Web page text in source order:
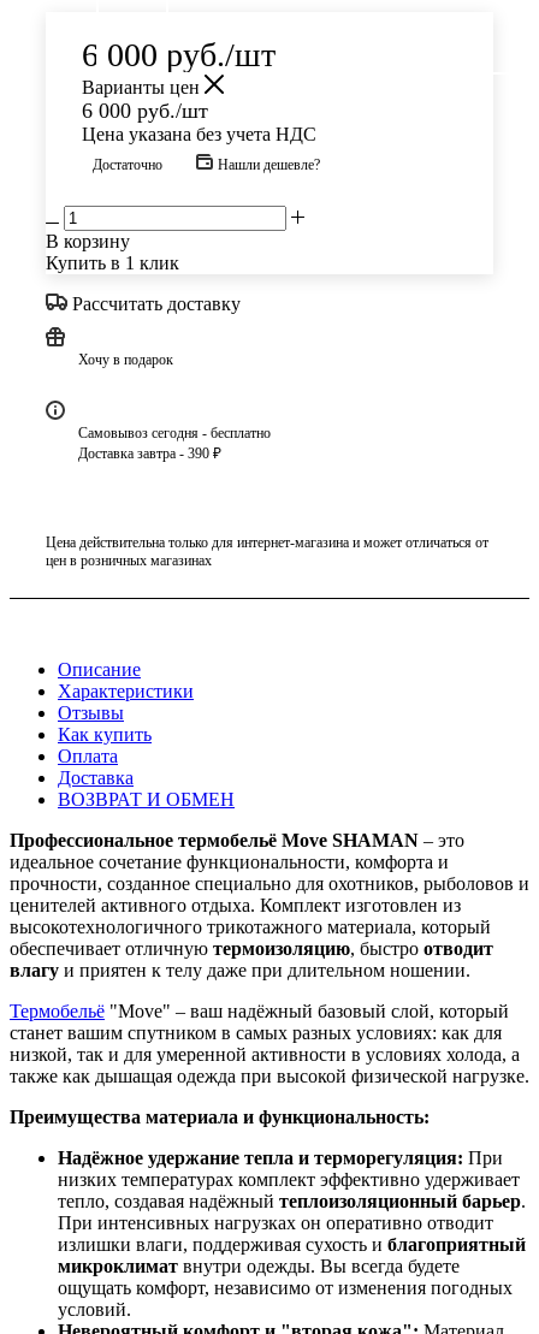
6 000 руб./шт
Варианты цен
6 000 руб./шт
Цена указана без учета НДС
Достаточно Нашли дешевле?
В корзину
Купить в 1 клик
Рассчитать доставку
Хочу в подарок
Самовывоз сегодня - бесплатно
Доставка завтра - 390 ₽
Цена действительна только для интернет-магазина и может отличаться от
цен в розничных магазинах
Описание
Характеристики
Отзывы
Как купить
Оплата
Доставка
ВОЗВРАТ И ОБМЕН
Профессиональное термобельё Move SHAMAN – это
идеальное сочетание функциональности, комфорта и
прочности, созданное специально для охотников, рыболовов и
ценителей активного отдыха. Комплект изготовлен из
высокотехнологичного трикотажного материала, который
обеспечивает отличную термоизоляцию, быстро отводит
влагу и приятен к телу даже при длительном ношении.
Термобельё "Move" – ваш надёжный базовый слой, который
станет вашим спутником в самых разных условиях: как для
низкой, так и для умеренной активности в условиях холода, а
также как дышащая одежда при высокой физической нагрузке.
Преимущества материала и функциональность:
Надёжное удержание тепла и терморегуляция: При
низких температурах комплект эффективно удерживает
тепло, создавая надёжный теплоизоляционный барьер.
При интенсивных нагрузках он оперативно отводит
излишки влаги, поддерживая сухость и благоприятный
микроклимат внутри одежды. Вы всегда будете
ощущать комфорт, независимо от изменения погодных
условий.